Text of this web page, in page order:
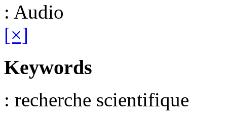
: Audio
[×]
Keywords
: recherche scientifique